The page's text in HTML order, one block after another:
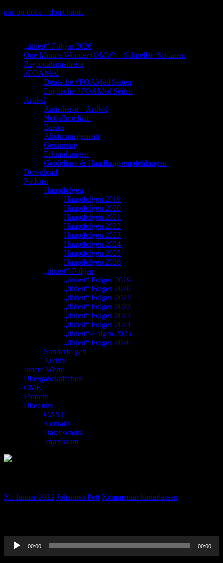
Skip
pin-up-docs – don't panic
„titriert“-Folgen 2026
One Minute Wonder (OMW) – Schneller. Schlauer.
Regionalanästhesie
#FOAMed
Deutsche #FOAMed Seiten
Englische #FOAMed Seiten
Artikel
Anästhesie – Artikel
Notfallmedizin
Basics
Akutmanagement
Gerinnung
Erkrankungen
Guidelines & Handlungsempfehlungen
Download
Podcast
Hauptfolgen
Hauptfolgen 2019
Hauptfolgen 2020
Hauptfolgen 2021
Hauptfolgen 2022
Hauptfolgen 2023
Hauptfolgen 2024
Hauptfolgen 2025
Hauptfolgen 2026
„titriert“-Folgen
„titriert“ Folgen 2019
„titriert“ Folgen 2020
„titriert“ Folgen 2021
„titriert“ Folgen 2022
„titriert“ Folgen 2023
„titriert“ Folgen 2024
„titriert“-Folgen 2025
„titriert“ Folgen 2026
Sonderfolgen
Archiv
Innere Werte
Übergabekäffchen
CME
Fördern
Über uns
CAST
Kontakt
Datenschutz
Impressum
31. Januar 2022 Johannes Pott Kommentar hinterlassen
Audio-
Player
00:00 00:00